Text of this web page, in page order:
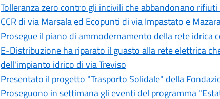
Tolleranza zero contro gli incivili che abbandonano
CCR di via Marsala ed Ecopunti di via Impastato e
Prosegue il piano di ammodernamento della rete idrica
E-Distribuzione ha riparato il guasto alla rete elettrica
dell'impianto idrico di via Treviso
Presentato il progetto "Trasporto Solidale" della
Proseguono in settimana gli eventi del programma